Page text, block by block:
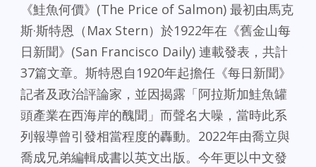
《鮭魚何價》(The Price of Salmon) 最初由馬克
斯·斯特恩（Max Stern）於1922年在《舊金山每
日新聞》(San Francisco Daily) 連載發表，共計
37篇文章。斯特恩自1920年起擔任《每日新聞》
記者及政治評論家，並因揭露「阿拉斯加鮭魚罐
頭產業在西海岸的醜聞」而聲名大噪，當時此系
列報導曾引發相當程度的轟動。2022年由喬立與
喬成兄弟編輯成書以英文出版。今年更以中文發